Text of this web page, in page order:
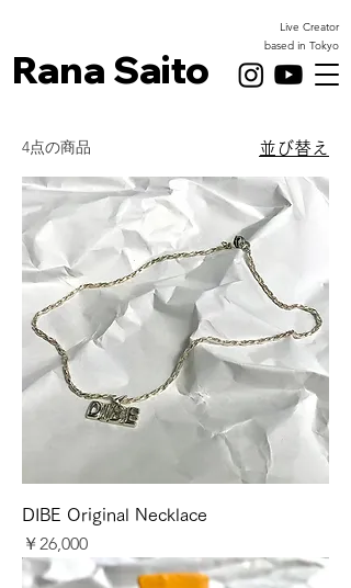
Rana Saito
Live Creator
based in Tokyo
4点の商品 並び替え
DIBE Original Necklace
価格
￥26,000